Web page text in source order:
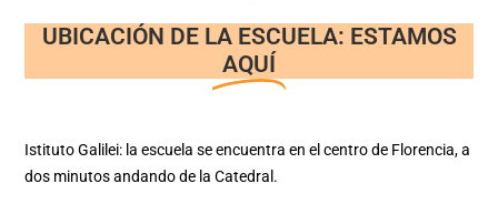
UBICACIÓN DE LA ESCUELA: ESTAMOS
AQUÍ
Istituto Galilei: la escuela se encuentra en el centro de Florencia, a
dos minutos andando de la Catedral.